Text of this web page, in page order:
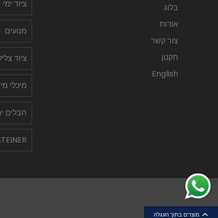
בלוג
אודות
צור קשר
תקנון
English
ציוד ימי
מנועים
ציוד
מיכלי
חבלים
מוצרים בתוך העגלה